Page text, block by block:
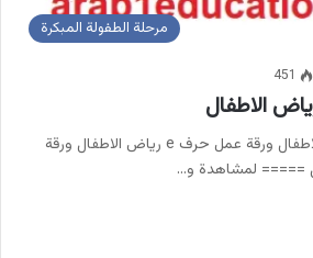
مرحلة الطفولة المبكرة
451
ورقة عمل حرف e رياض الاطفال ورقة عمل حرف e رياض الاطفال ورقة